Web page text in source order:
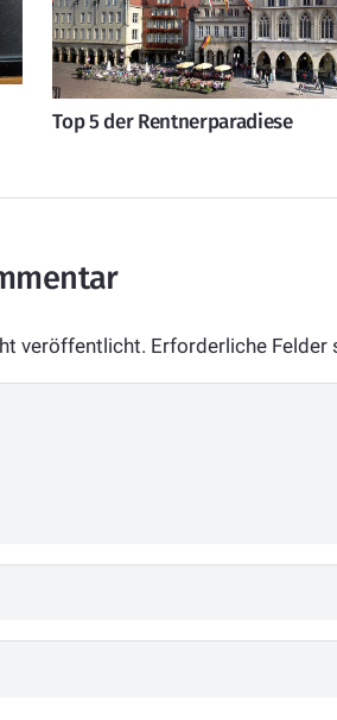
Top 5 der Rentnerparadiese
veröffentlicht. Erforderliche Felder